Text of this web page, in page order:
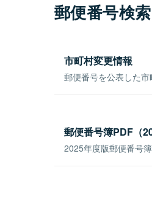
郵便番号検
市町村変更情報
郵便番号を公表した市
郵便番号簿PDF（
2025年度版郵便番号